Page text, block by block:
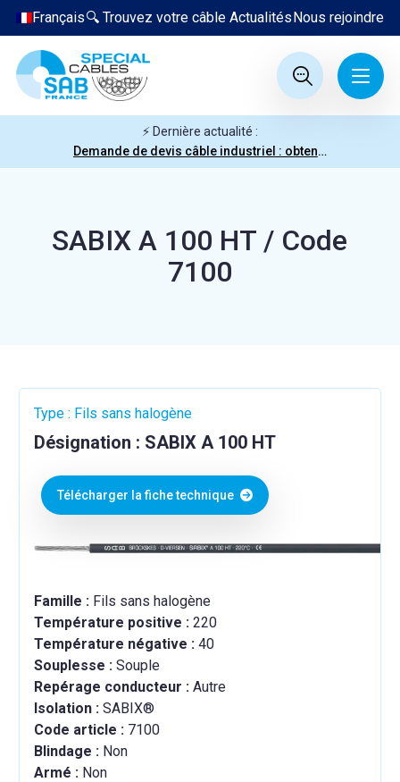
Nous rejoindre
Actualités
🔍 Trouvez votre câble
Français
⚡ Dernière actualité :
Demande de devis câble industriel : obtenez votre prix en quelques clics
SABIX A 100 HT / Code
7100
Type : Fils sans halogène
Désignation : SABIX A 100 HT
Télécharger la fiche technique
Famille : Fils sans halogène
Température positive : 220
Température négative : 40
Souplesse : Souple
Repérage conducteur : Autre
Isolation : SABIX®
Code article : 7100
Blindage : Non
Armé : Non